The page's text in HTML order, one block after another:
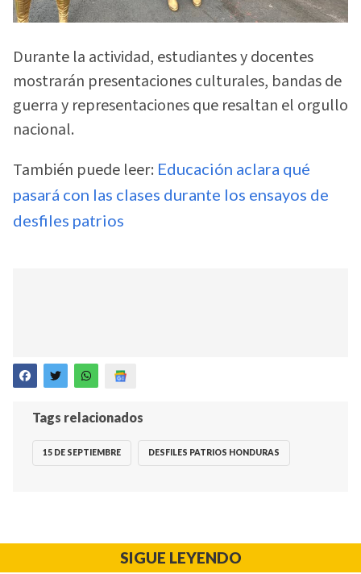
Durante la actividad, estudiantes y docentes
mostrarán presentaciones culturales, bandas de
guerra y representaciones que resaltan el orgullo
nacional.
También puede leer: Educación aclara qué
pasará con las clases durante los ensayos de
desfiles patrios
Tags relacionados
15 DE SEPTIEMBRE DESFILES PATRIOS HONDURAS
SIGUE LEYENDO